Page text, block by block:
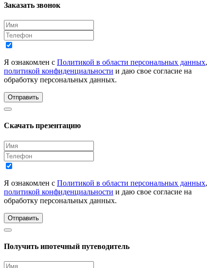
Заказать звонок
Я ознакомлен с Политикой в области персональных данных,
политикой конфиденциальности и даю свое согласие на
обработку персональных данных.
Отправить
Скачать презентацию
Я ознакомлен с Политикой в области персональных данных,
политикой конфиденциальности и даю свое согласие на
обработку персональных данных.
Отправить
Получить ипотечный путеводитель